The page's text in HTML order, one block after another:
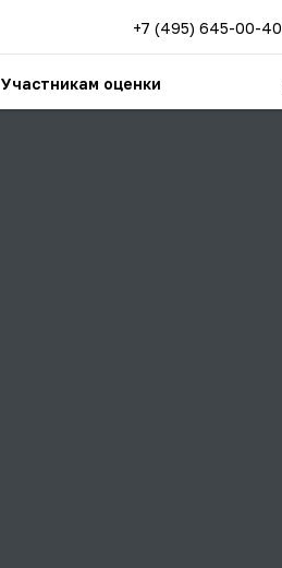
+7 (495) 645-00-40
Участникам оценки